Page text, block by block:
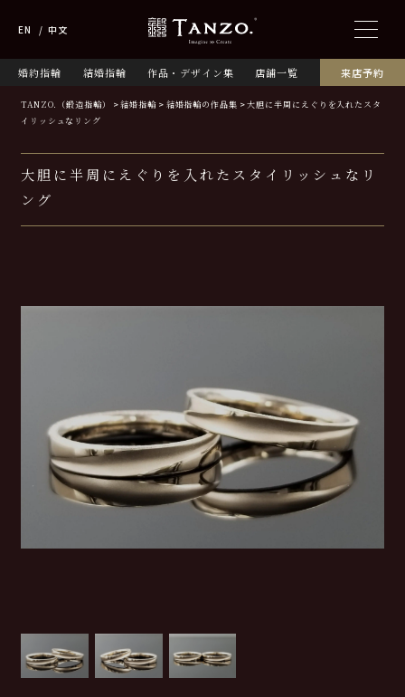
婚約指輪 結婚指輪 作品・デザイン集 店舗一覧 来店予約
EN 中文
TANZO.（鍛造指輪） 結婚指輪 結婚指輪の作品集
大胆に半周にえぐりを入れたスタ
イリッシュなリング
大胆に半周にえぐりを入れたスタイリッシュなリ
ング